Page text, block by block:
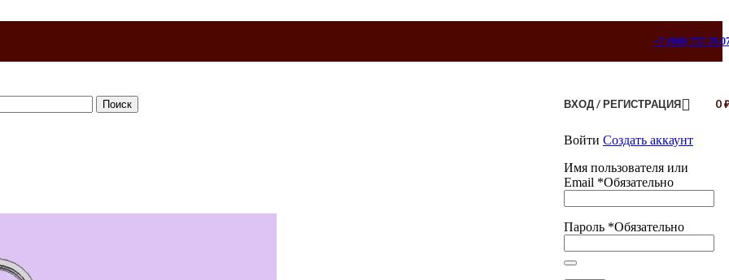
+7 (960) 757-70-
Поиск ВХОД / РЕГИСТРАЦИЯ
Войти Создать аккаунт
Имя пользователя или
Email *Обязательно
Пароль *Обязательно
0